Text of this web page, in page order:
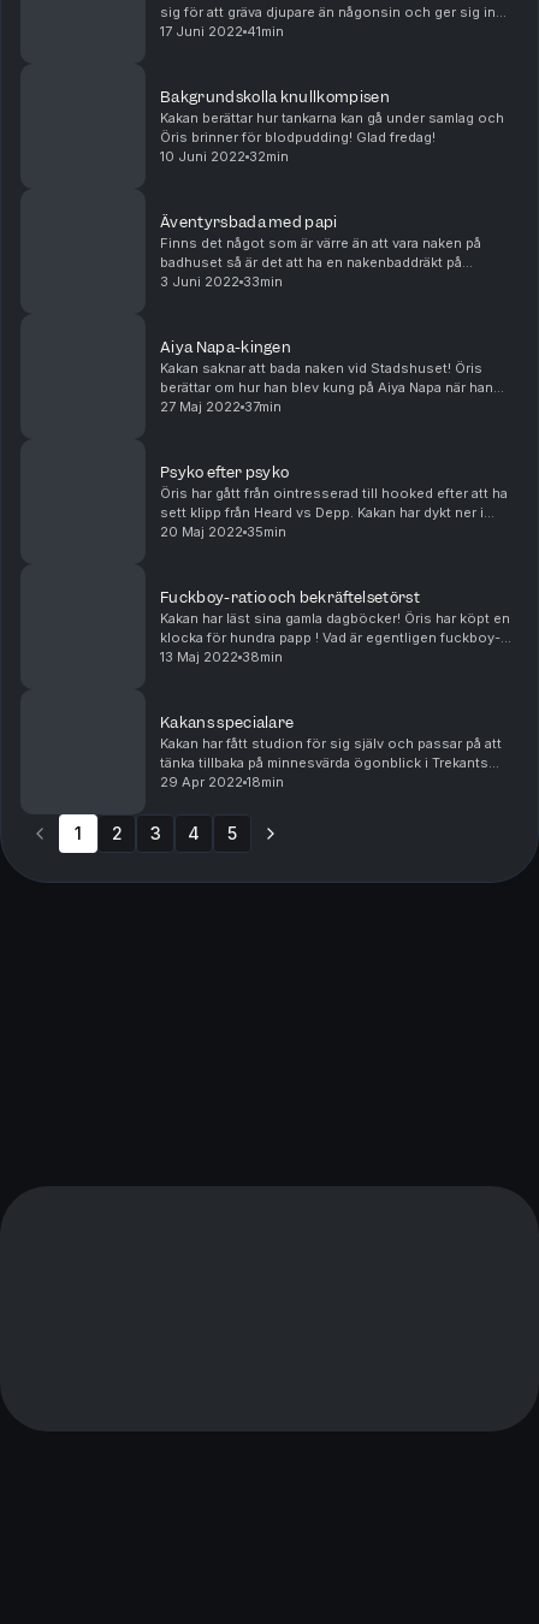
sig för att gräva djupare än någonsin och ger sig in
bland svaren trådstartaren Sodiumklorid fått på
17 Juni 2022 41min
Bakgrundskolla knullkompisen
Kakan berättar hur tankarna kan gå under samlag och
Öris brinner för blodpudding! Glad fredag!
10 Juni 2022 32min
Äventyrsbada med papi
Finns det något som är värre än att vara naken på
badhuset så är det att ha en nakenbaddräkt på
badhuset – Kakan vet detta av egen erfarenhet. Öris
3 Juni 2022 33min
Aiya Napa-kingen
Kakan saknar att bada naken vid Stadshuset! Öris
berättar om hur han blev kung på Aiya Napa när han
egentligen kanske borde blivit gripen! Och så en liten
27 Maj 2022 37min
Psyko efter psyko
Öris har gått från ointresserad till hooked efter att ha
sett klipp från Heard vs Depp. Kakan har dykt ner i
Flashbacks djupaste mörker och hittat en kille som
20 Maj 2022 35min
Fuckboy-ratio och bekräftelsetörst
Kakan har läst sina gamla dagböcker! Öris har köpt en
klocka för hundra papp ! Vad är egentligen fuckboy-
ration på Summerburst? Och så en dos allvarlighet när
13 Maj 2022 38min
Kakans specialare
Kakan har fått studion för sig själv och passar på att
tänka tillbaka på minnesvärda ögonblick i Trekants
historia.
29 Apr 2022 18min
1 2 3 4 5